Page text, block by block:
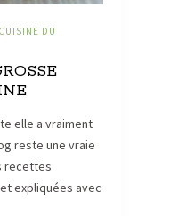
CUISINE DU
elle a vraiment
reste une vraie
recettes
expliquées avec